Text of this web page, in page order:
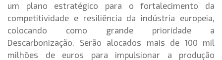
um plano estratégico para o fortalecimento da
competitividade e resiliência da indústria europeia,
colocando como grande prioridade a
Descarbonização. Serão alocados mais de 100 mil
milhões de euros para impulsionar a produção